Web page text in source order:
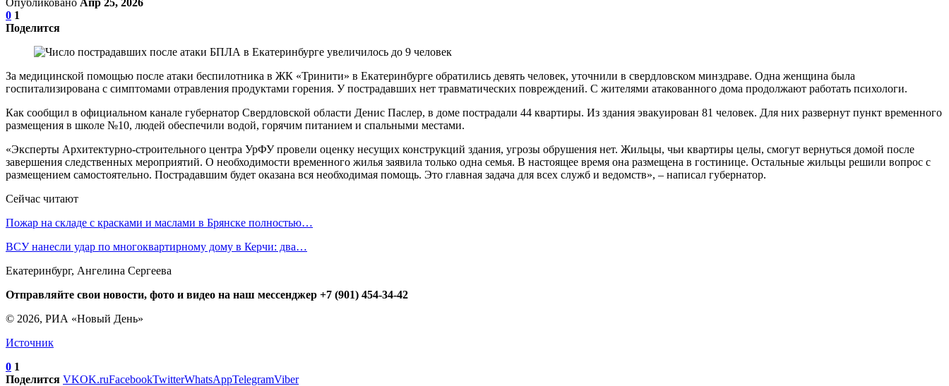
0 1
Поделится
За медицинской помощью после атаки беспилотника в ЖК «Тринити» в Екатеринбурге обратились девять человек, уточнили в свердловском минздраве. Одна женщина была
госпитализирована с симптомами отравления продуктами горения. У пострадавших нет травматических повреждений. С жителями атакованного дома продолжают работать психологи.
Как сообщил в официальном канале губернатор Свердловской области Денис Паслер, в доме пострадали 44 квартиры. Из здания эвакуирован 81 человек. Для них развернут пункт временного
размещения в школе №10, людей обеспечили водой, горячим питанием и спальными местами.
«Эксперты Архитектурно-строительного центра УрФУ провели оценку несущих конструкций здания, угрозы обрушения нет. Жильцы, чьи квартиры целы, смогут вернуться домой после
завершения следственных мероприятий. О необходимости временного жилья заявила только одна семья. В настоящее время она размещена в гостинице. Остальные жильцы решили вопрос с
размещением самостоятельно. Пострадавшим будет оказана вся необходимая помощь. Это главная задача для всех служб и ведомств», – написал губернатор.
Сейчас читают
Пожар на складе с красками и маслами в Брянске полностью…
ВСУ нанесли удар по многоквартирному дому в Керчи: два…
Екатеринбург, Ангелина Сергеева
Отправляйте свои новости, фото и видео на наш мессенджер +7 (901) 454-34-42
© 2026, РИА «Новый День»
Источник
0 1
Поделится VKOK.ruFacebookTwitterWhatsAppTelegramViber